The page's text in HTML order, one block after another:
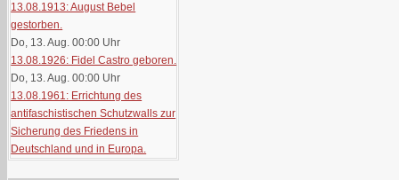
13.08.1913: August Bebel
gestorben.
Do, 13. Aug. 00:00 Uhr
13.08.1926: Fidel Castro geboren.
Do, 13. Aug. 00:00 Uhr
13.08.1961: Errichtung des
antifaschistischen Schutzwalls zur
Sicherung des Friedens in
Deutschland und in Europa.